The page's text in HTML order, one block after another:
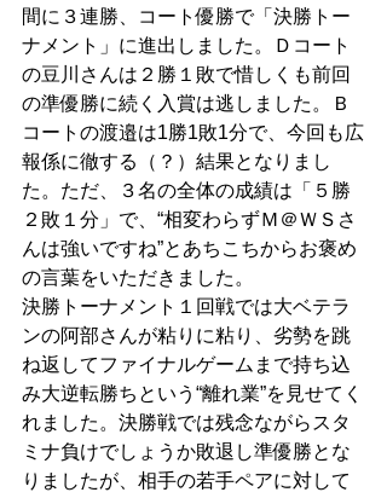
間に３連勝、コート優勝で「決勝トー
ナメント」に進出しました。Ｄコート
の豆川さんは２勝１敗で惜しくも前回
の準優勝に続く入賞は逃しました。Ｂ
コートの渡邉は1勝1敗1分で、今回も広
報係に徹する（？）結果となりまし
た。ただ、３名の全体の成績は「５勝
２敗１分」で、“相変わらずＭ＠ＷＳさ
んは強いですね”とあちこちからお褒め
の言葉をいただきました。
決勝トーナメント１回戦では大ベテラ
ンの阿部さんが粘りに粘り、劣勢を跳
ね返してファイナルゲームまで持ち込
み大逆転勝ちという“離れ業”を見せてく
れました。決勝戦では残念ながらスタ
ミナ負けでしょうか敗退し準優勝とな
りましたが、相手の若手ペアに対して